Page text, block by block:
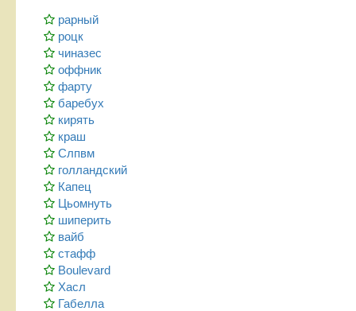
рарный
роцк
чиназес
оффник
фарту
баребух
кирять
краш
Слпвм
голландский
Капец
Цьомнуть
шиперить
вайб
стафф
Boulevard
Хасл
Габелла